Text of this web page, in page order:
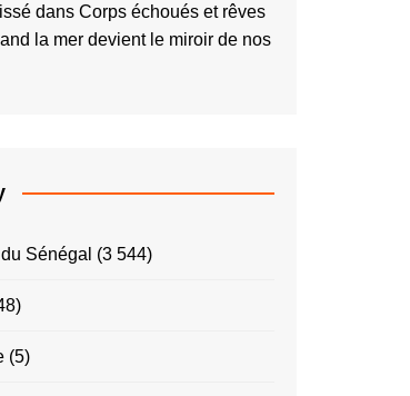
dans Corps échoués et rêves
la mer devient le miroir de nos
Sénégal (3 544)
(5)